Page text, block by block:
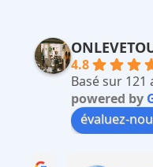
4.8
Basé sur 121
powered by
évaluez-